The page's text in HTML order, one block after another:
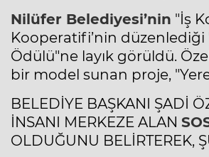
Nilüfer Belediyesi’nin "İş
Kooperatifi’nin düzenlediği
Ödülü"ne layık görüldü.
bir model sunan proje,
BELEDİYE BAŞKANI ŞADİ
İNSANI MERKEZE ALAN
OLDUĞUNU BELİRTEREK,